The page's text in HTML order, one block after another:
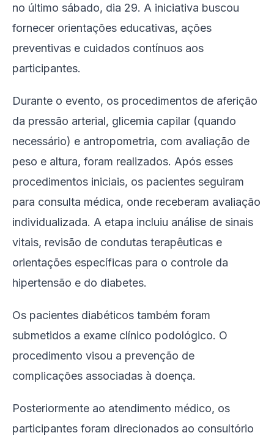
no último sábado, dia 29. A iniciativa buscou
fornecer orientações educativas, ações
preventivas e cuidados contínuos aos
participantes.
Durante o evento, os procedimentos de aferição
da pressão arterial, glicemia capilar (quando
necessário) e antropometria, com avaliação de
peso e altura, foram realizados. Após esses
procedimentos iniciais, os pacientes seguiram
para consulta médica, onde receberam avaliação
individualizada. A etapa incluiu análise de sinais
vitais, revisão de condutas terapêuticas e
orientações específicas para o controle da
hipertensão e do diabetes.
Os pacientes diabéticos também foram
submetidos a exame clínico podológico. O
procedimento visou a prevenção de
complicações associadas à doença.
Posteriormente ao atendimento médico, os
participantes foram direcionados ao consultório